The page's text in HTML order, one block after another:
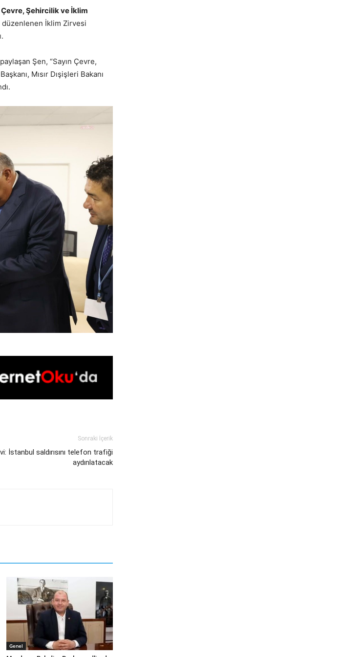
Şehircilik ve İklim
düzenlenen İklim Zirvesi
Şen, “Sayın Çevre,
Mısır Dışişleri Bakanı
Sonraki İçerik
İstanbul saldırısını telefon trafiği
aydınlatacak
Genel